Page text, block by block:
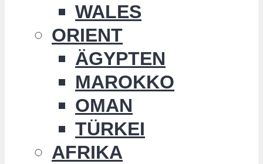
WALES
ORIENT
ÄGYPTEN
MAROKKO
OMAN
TÜRKEI
AFRIKA